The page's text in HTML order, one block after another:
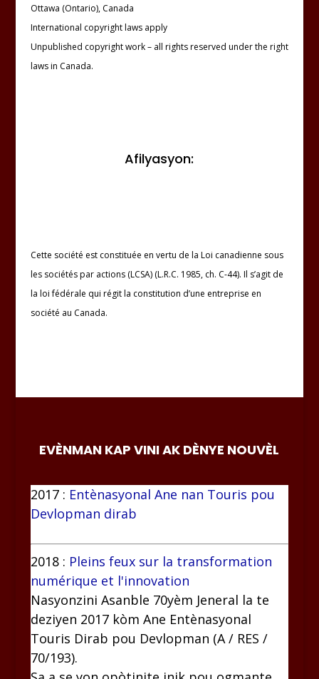
Ottawa (Ontario), Canada
International copyright laws apply
Unpublished copyright work – all rights reserved under the right
laws in Canada.
Afilyasyon:
Cette société est constituée en vertu de la Loi canadienne sous
les sociétés par actions (LCSA) (L.R.C. 1985, ch. C-44). Il s’agit de
la loi fédérale qui régit la constitution d’une entreprise en
société au Canada.
EVÈNMAN KAP VINI AK DÈNYE NOUVÈL
2017 : Entènasyonal Ane nan Touris pou
Devlopman dirab
2018 : Pleins feux sur la transformation
numérique et l'innovation
Nasyonzini Asanble 70yèm Jeneral la te
deziyen 2017 kòm Ane Entènasyonal
Touris Dirab pou Devlopman (A / RES /
70/193).